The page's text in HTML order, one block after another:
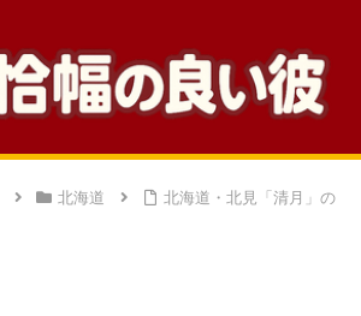
北海道
北海道・北見「清月」の